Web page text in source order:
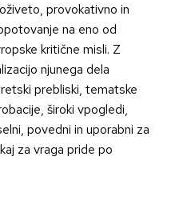
provokativno in
na eno od
kritične misli. Z
njunega dela
prebliski, tematske
široki vpogledi,
povedni in uporabni za
za vraga pride po